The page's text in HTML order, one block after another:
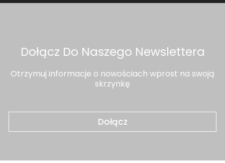
Dołącz Do Naszego Newslettera
Otrzymuj informacje o nowościach wprost na swoją
skrzynkę
Dołącz